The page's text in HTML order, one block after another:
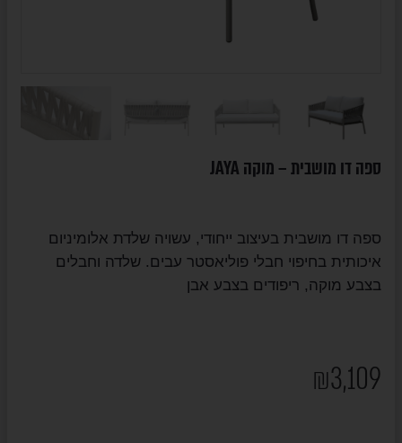
ספה דו מושבית – מוקה JAYA
ספה דו מושבית בעיצוב ייחודי, עשויה שלדת אלומיניום
איכותית בחיפוי חבלי פוליאסטר עבים. שלדה וחבלים
בצבע מוקה, ריפודים בצבע אבן
₪3,109